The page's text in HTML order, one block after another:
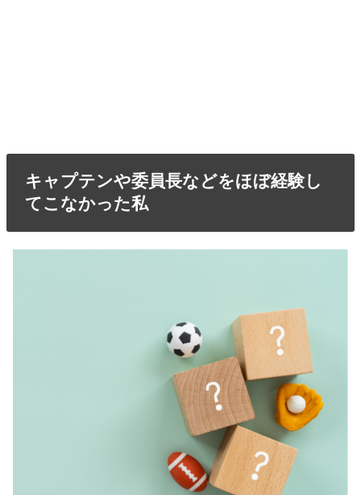
キャプテンや委員長などをほぼ経験し
てこなかった私